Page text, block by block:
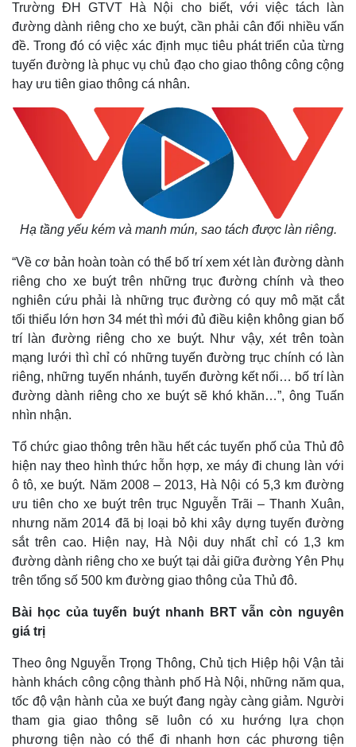
Thế giới
Quan sát
Hồ sơ
Multimedia
E-Magazine
Infographic
Trường ĐH GTVT Hà Nội cho biết, với việc tách làn
đường dành riêng cho xe buýt, cần phải cân đối nhiều vấn
đề. Trong đó có việc xác định mục tiêu phát triển của từng
tuyến đường là phục vụ chủ đạo cho giao thông công cộng
hay ưu tiên giao thông cá nhân.
Hạ tầng yếu kém và manh mún, sao tách được làn riêng.
“Về cơ bản hoàn toàn có thể bố trí xem xét làn đường dành
riêng cho xe buýt trên những trục đường chính và theo
nghiên cứu phải là những trục đường có quy mô mặt cắt
tối thiểu lớn hơn 34 mét thì mới đủ điều kiện không gian bố
trí làn đường riêng cho xe buýt. Như vậy, xét trên toàn
mạng lưới thì chỉ có những tuyến đường trục chính có làn
riêng, những tuyến nhánh, tuyến đường kết nối… bố trí làn
đường dành riêng cho xe buýt sẽ khó khăn…”, ông Tuấn
nhìn nhận.
Tổ chức giao thông trên hầu hết các tuyến phố của Thủ đô
hiện nay theo hình thức hỗn hợp, xe máy đi chung làn với
ô tô, xe buýt. Năm 2008 – 2013, Hà Nội có 5,3 km đường
ưu tiên cho xe buýt trên trục Nguyễn Trãi – Thanh Xuân,
nhưng năm 2014 đã bị loại bỏ khi xây dựng tuyến đường
sắt trên cao. Hiện nay, Hà Nội duy nhất chỉ có 1,3 km
đường dành riêng cho xe buýt tại dải giữa đường Yên Phụ
trên tổng số 500 km đường giao thông của Thủ đô.
Bài học của tuyến buýt nhanh BRT vẫn còn nguyên
giá trị
Theo ông Nguyễn Trọng Thông, Chủ tịch Hiệp hội Vận tải
hành khách công cộng thành phố Hà Nội, những năm qua,
tốc độ vận hành của xe buýt đang ngày càng giảm. Người
tham gia giao thông sẽ luôn có xu hướng lựa chọn
phương tiện nào có thể đi nhanh hơn các phương tiện